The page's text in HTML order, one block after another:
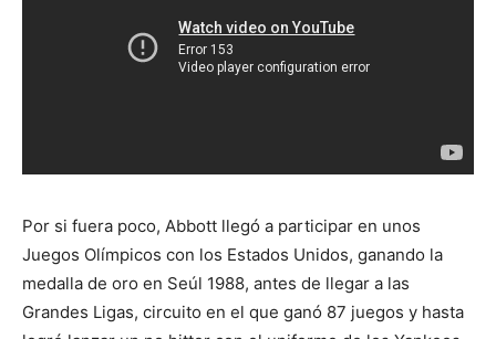
Por si fuera poco, Abbott llegó a participar en unos
Juegos Olímpicos con los Estados Unidos, ganando la
medalla de oro en Seúl 1988, antes de llegar a las
Grandes Ligas, circuito en el que ganó 87 juegos y hasta